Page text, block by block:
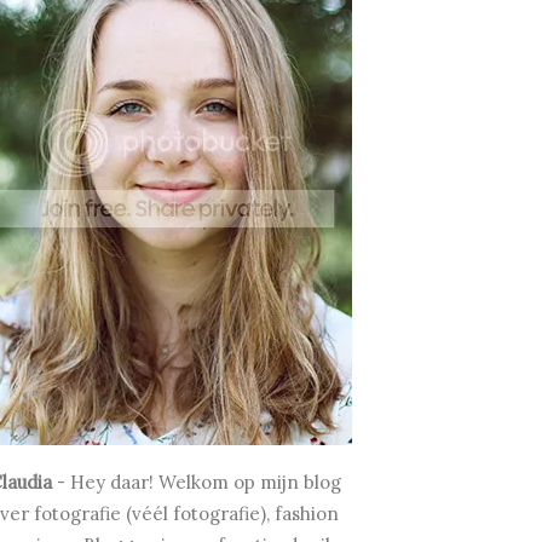
- Hey daar! Welkom op mijn blog
fotografie (véél fotografie), fashion